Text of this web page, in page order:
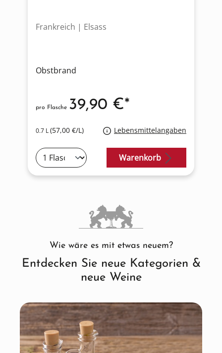
Frankreich | Elsass
Obstbrand
0.7 L(57,00 €/L) Lebensmittelangaben
pro Flasche 39,90 €*
Warenkorb
Wie wäre es mit etwas neuem?
Entdecken Sie neue Kategorien &
neue Weine